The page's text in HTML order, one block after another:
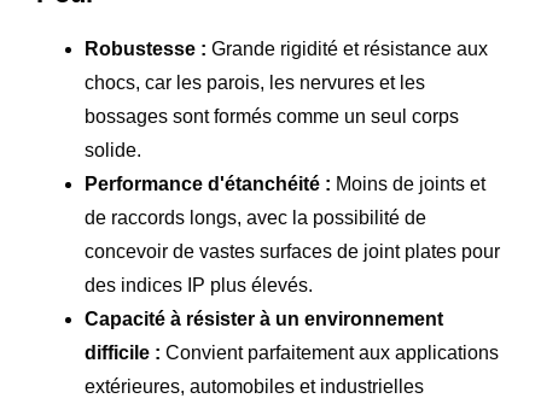
Robustesse : Grande rigidité et résistance aux
chocs, car les parois, les nervures et les
bossages sont formés comme un seul corps
solide.
Performance d'étanchéité : Moins de joints et
de raccords longs, avec la possibilité de
concevoir de vastes surfaces de joint plates pour
des indices IP plus élevés.
Capacité à résister à un environnement
difficile : Convient parfaitement aux applications
extérieures, automobiles et industrielles